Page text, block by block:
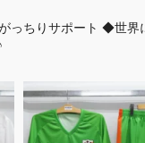
っちりサポート ◆世界